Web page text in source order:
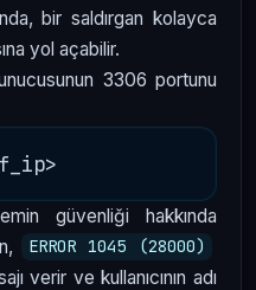
bir saldırgan kolayca
yol açabilir.
3306 portunu
güvenliği hakkında
ERROR 1045 (28000)
verir ve kullanıcının adı